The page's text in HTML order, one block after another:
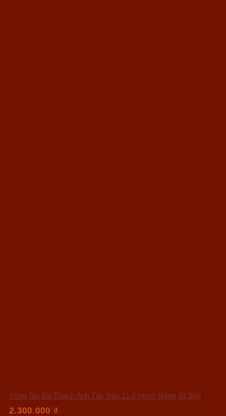
Vòng Tay Đá Thạch Anh Tóc Nâu 11.5 (mm) Nặng 39.3(g)
2.300.000 ₫